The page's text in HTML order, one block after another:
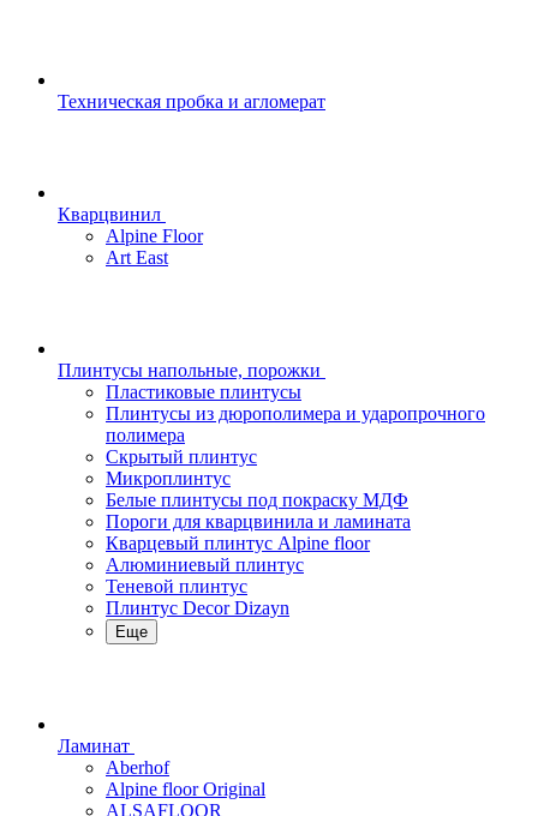
Техническая пробка и агломерат
Кварцвинил
Alpine Floor
Art East
Плинтусы напольные, порожки
Пластиковые плинтусы
Плинтусы из дюрополимера и ударопрочного
полимера
Скрытый плинтус
Микроплинтус
Белые плинтусы под покраску МДФ
Пороги для кварцвинила и ламината
Кварцевый плинтус Alpine floor
Алюминиевый плинтус
Теневой плинтус
Плинтус Decor Dizayn
Еще
Ламинат
Aberhof
Alpine floor Original
ALSAFLOOR